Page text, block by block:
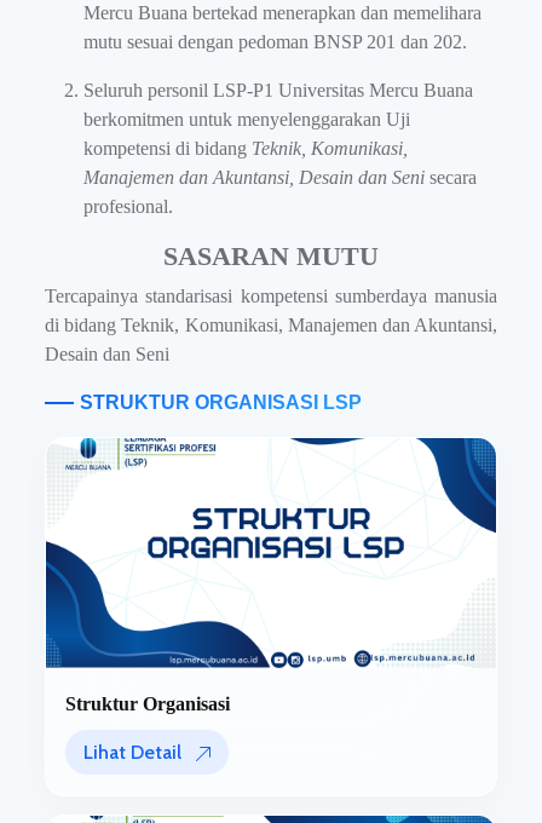
Mercu Buana bertekad menerapkan dan memelihara
mutu sesuai dengan pedoman BNSP 201 dan 202.
Seluruh personil LSP-P1 Universitas Mercu Buana
berkomitmen untuk menyelenggarakan Uji
kompetensi di bidang Teknik, Komunikasi,
Manajemen dan Akuntansi, Desain dan Seni secara
profesional.
SASARAN MUTU
Tercapainya standarisasi kompetensi sumberdaya manusia
di bidang Teknik, Komunikasi, Manajemen dan Akuntansi,
Desain dan Seni
STRUKTUR ORGANISASI LSP
Struktur Organisasi
Lihat Detail